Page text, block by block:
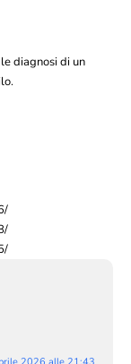
diagnosi di un